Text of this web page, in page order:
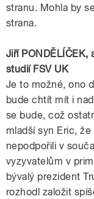
stranu. Mohla by
strana.
Jiří PONDĚLÍČEK,
studií FSV UK
Je to možné, ono
bude chtít mít i
se bude, což
mladšísyn Eric, že
nepodpořili v
vyzyvatelům v
bývalý prezident
rozhodl založit